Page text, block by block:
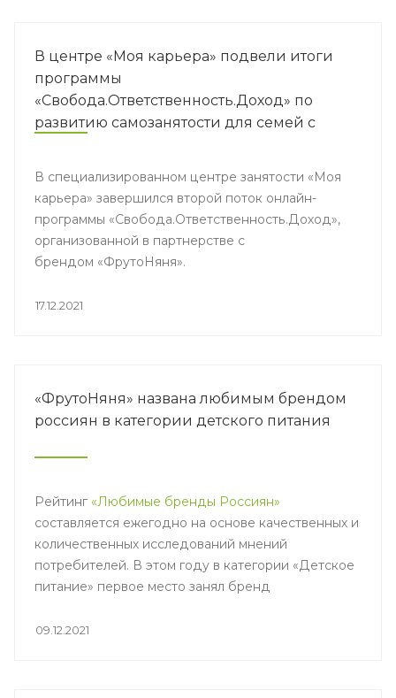
В центре «Моя карьера» подвели итоги
программы
«Свобода.Ответственность.Доход» по
развитию самозанятости для семей с
В специализированном центре занятости «Моя
карьера» завершился второй поток онлайн-
программы «Свобода.Ответственность.Доход»,
организованной в партнерстве с
брендом «ФрутоНяня».
17.12.2021
«ФрутоНяня» названа любимым брендом
россиян в категории детского питания
Рейтинг «Любимые бренды Россиян»
составляется ежегодно на основе качественных и
количественных исследований мнений
потребителей. В этом году в категории «Детское
питание» первое место занял бренд
09.12.2021